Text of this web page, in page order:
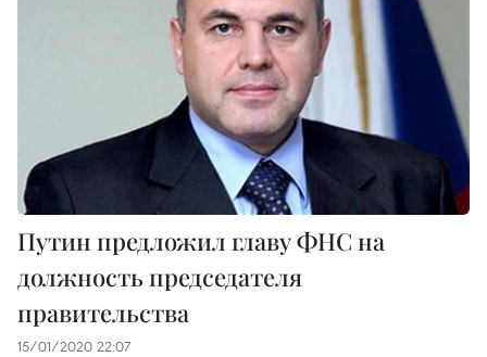
Путин предложил главу ФНС на
должность председателя
правительства
15/01/2020 22:07